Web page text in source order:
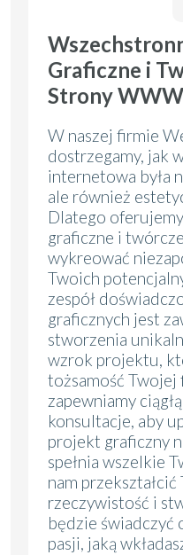
Graficzne i
Strony WWW
W naszej firmie
dostrzegamy, jak
internetowa była
ale również
Dlatego
graficzne i
wykreować
Twoich
zespół
graficznych jest
stworzenia
wzrok projektu,
tożsamość Twojej
zapewniamy
konsultacje, aby
projekt graficzny
spełnia wszelkie
nam
rzeczywistość i
będzie świadczyć
pasji, jaką